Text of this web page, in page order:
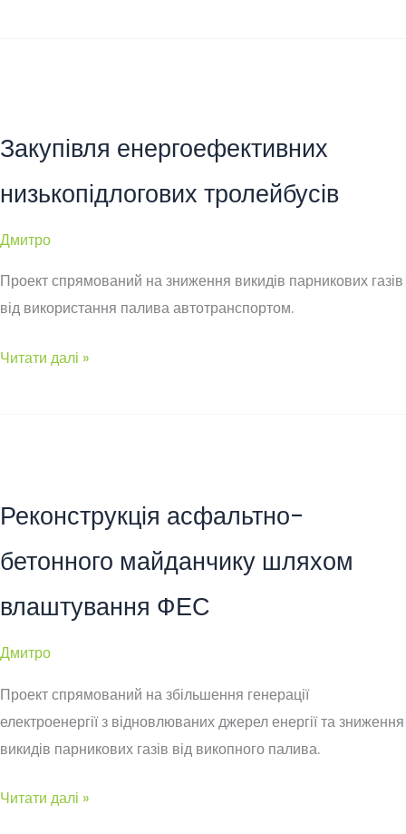
Закупівля енергоефективних
низькопідлогових тролейбусів
Дмитро
Проект спрямований на зниження викидів парникових газів
від використання палива автотранспортом.
Закупівля
Читати далі »
Реконструкція асфальтно-
бетонного майданчику шляхом
влаштування ФЕС
Дмитро
Проект спрямований на збільшення генерації
електроенергії з відновлюваних джерел енергії та зниження
викидів парникових газів від викопного палива.
Реконструкція
Читати далі »